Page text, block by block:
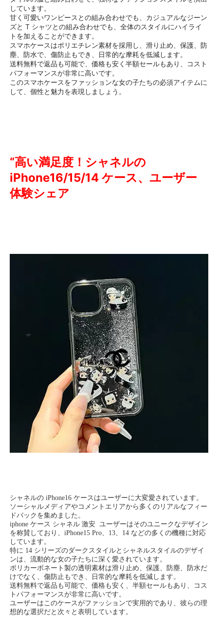
しています。
甘く可愛いワンピースとの組み合わせでも、カジュアルなジーン
ズと T シャツとの組み合わせでも、全体のスタイルにハイライ
トを加えることができます。
スマホケースはポリエチレン素材を採用し、滑り止め、保護、防
塵、防水で、傷防止もでき、日常的な摩耗を低減します。
送料無料で返品も可能で、価格も安く半額セールもあり、コスト
パフォーマンスが非常に高いです。
このスマホケースをファッションな女の子たちの必須アイテムに
して、個性と魅力を表現しましょう。
“高い満足度！シャネルの
iPhone16/15/14 ケース、ユーザー
体験シェア
シャネルの iPhone16 ケースはユーザーに大変愛されています。
ソーシャルメディアやコメントエリアから多くのリアルなフィー
ドバックを集めました。
iphone ケース シャネル 激安 ユーザーはそのユニークなデザイン
を称賛しており、iPhone15 Pro、13、14 などの多くの機種に対応
しています。
特に 14 シリーズのダークスタイルとシャネルスタイルのデザイ
ンは、流動的な女の子たちに深く愛されています。
ポリカーボネート製の透明素材は滑り止め、保護、防塵、防水だ
けでなく、傷防止もでき、日常的な摩耗を低減します。
送料無料で返品も可能で、価格も安く、半額セールもあり、コス
トパフォーマンスが非常に高いです。
ユーザーはこのケースがファッションで実用的であり、彼らの理
想的な選択だと次々と表明しています。